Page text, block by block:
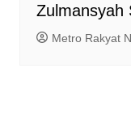
Zulmansyah
Metro Rakyat